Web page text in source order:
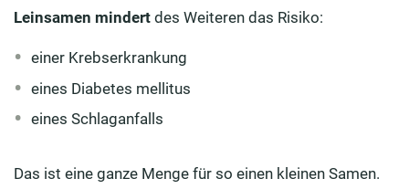
Leinsamen mindert des Weiteren das Risiko:
einer Krebserkrankung
eines Diabetes mellitus
eines Schlaganfalls
Das ist eine ganze Menge für so einen kleinen Samen.